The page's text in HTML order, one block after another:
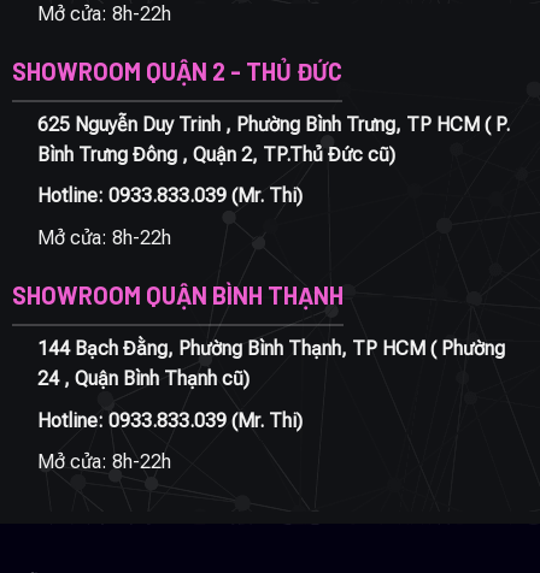
Mở cửa: 8h-22h
SHOWROOM QUẬN 2 - THỦ ĐỨC
625 Nguyễn Duy Trinh , Phường Bình Trưng, TP HCM ( P.
Bình Trưng Đông , Quận 2, TP.Thủ Đức cũ)
Hotline: 0933.833.039(Mr. Thi)
Mở cửa: 8h-22h
SHOWROOM QUẬN BÌNH THẠNH
144 Bạch Đằng, Phường Bình Thạnh, TP HCM ( Phường
24 , Quận Bình Thạnh cũ)
Hotline: 0933.833.039(Mr. Thi)
Mở cửa: 8h-22h